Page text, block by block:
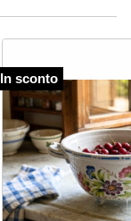
In sconto